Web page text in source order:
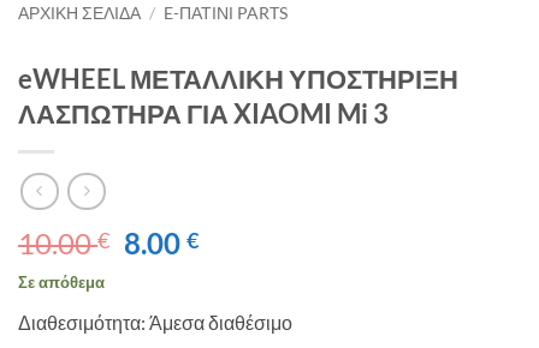
ΑΡΧΙΚΉ ΣΕΛΊΔΑ / E-ΠΑΤΙΝΙ PARTS
eWHEEL ΜΕΤΑΛΛΙΚΗ ΥΠΟΣΤΗΡΙΞΗ
ΛΑΣΠΩΤΗΡΑ ΓΙΑ XIAOMI Mi 3
10.00€ Original
10.00 €.
8.00€Η
είναι:
Σε απόθεμα
Διαθεσιμότητα: Άμεσα διαθέσιμο